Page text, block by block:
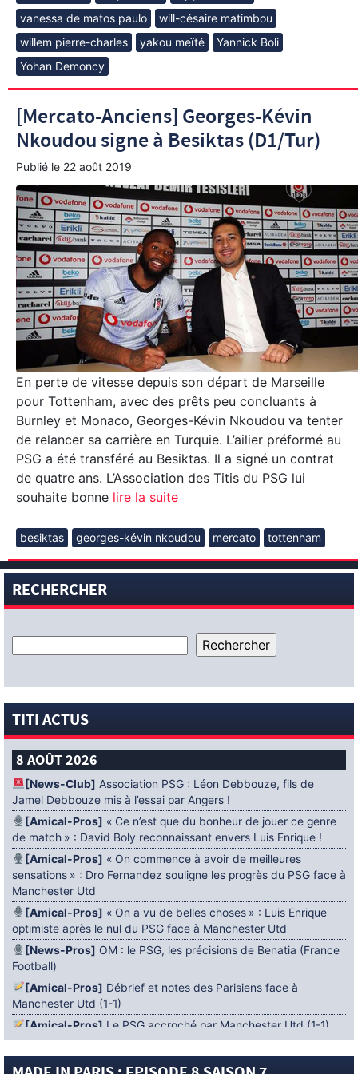
vanessa de matos paulo
will-césaire matimbou
willem pierre-charles
yakou meïté
Yannick Boli
Yohan Demoncy
[Mercato-Anciens] Georges-Kévin
Nkoudou signe à Besiktas (D1/Tur)
Publié le 22 août 2019
En perte de vitesse depuis son départ de Marseille
pour Tottenham, avec des prêts peu concluants à
Burnley et Monaco, Georges-Kévin Nkoudou va tenter
de relancer sa carrière en Turquie. L’ailier préformé au
PSG a été transféré au Besiktas. Il a signé un contrat
de quatre ans. L’Association des Titis du PSG lui
souhaite bonne lire la suite
besiktas georges-kévin nkoudou mercato tottenham
RECHERCHER
TITI ACTUS
8 AOÛT 2026
[News-Club] Association PSG : Léon Debbouze, fils de
Jamel Debbouze mis à l’essai par Angers !
[Amical-Pros] « Ce n’est que du bonheur de jouer ce genre
de match » : David Boly reconnaissant envers Luis Enrique !
[Amical-Pros] « On commence à avoir de meilleures
sensations » : Dro Fernandez souligne les progrès du PSG face à
Manchester Utd
[Amical-Pros] « On a vu de belles choses » : Luis Enrique
optimiste après le nul du PSG face à Manchester Utd
[News-Pros] OM : le PSG, les précisions de Benatia (France
Football)
[Amical-Pros] Débrief et notes des Parisiens face à
Manchester Utd (1-1)
[Amical-Pros] Le PSG accroché par Manchester Utd (1-1)